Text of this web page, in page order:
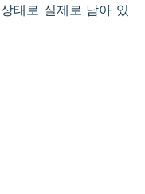
상태로 실제로 남아 있